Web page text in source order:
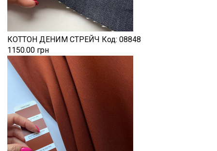
КОТТОН ДЕНИМ СТРЕЙЧ Код: 08848
1150.00 грн